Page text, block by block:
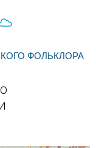
ФОЛЬКЛОРА